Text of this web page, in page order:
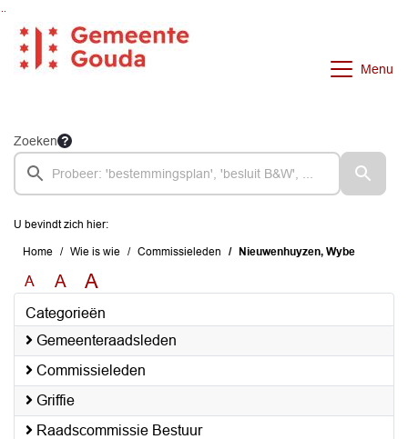
Ga naar de inhoud van deze pagina
Menu
Zoeken
U bevindt zich hier:
Home Wie is wie Commissieleden Nieuwenhuyzen, Wybe
A A A
Categorieën
Gemeenteraadsleden
Commissieleden
Griffie
Raadscommissie Bestuur